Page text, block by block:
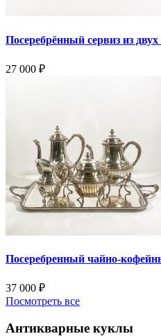
Посеребрённый сервиз из
27 000 ₽
Посеребренный чайно-
37 000 ₽
Посмотреть все
Антикварные куклы